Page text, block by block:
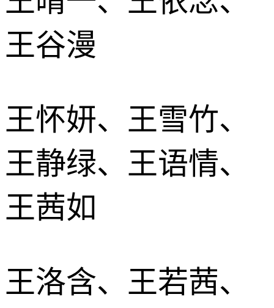
王谷漫
王怀妍、王雪竹、
王静绿、王语情、
王茜如
王洛含、王若茜、